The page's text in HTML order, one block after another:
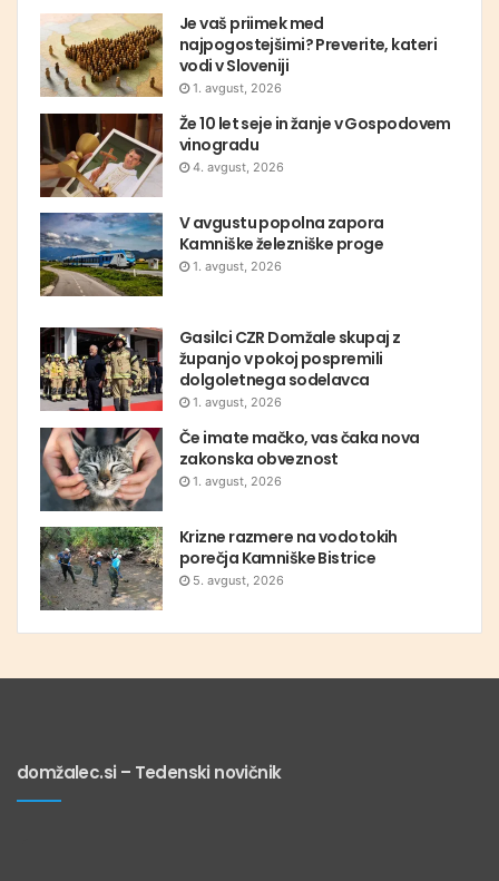
Je vaš priimek med
najpogostejšimi? Preverite, kateri
vodi v Sloveniji
1. avgust, 2026
Že 10 let seje in žanje v Gospodovem
vinogradu
4. avgust, 2026
V avgustu popolna zapora
Kamniške železniške proge
1. avgust, 2026
Gasilci CZR Domžale skupaj z
županjo v pokoj pospremili
dolgoletnega sodelavca
1. avgust, 2026
Če imate mačko, vas čaka nova
zakonska obveznost
1. avgust, 2026
Krizne razmere na vodotokih
porečja Kamniške Bistrice
5. avgust, 2026
domžalec.si – Tedenski novičnik